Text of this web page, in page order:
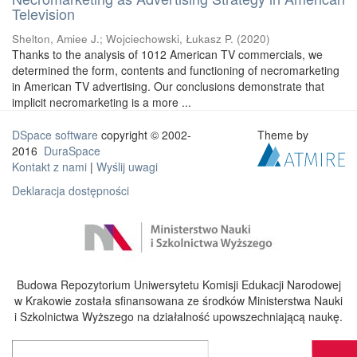
Television
Shelton, Amiee J.; Wojciechowski, Łukasz P. (2020)
Thanks to the analysis of 1012 American TV commercials, we
determined the form, contents and functioning of necromarketing
in American TV advertising. Our conclusions demonstrate that
implicit necromarketing is a more ...
DSpace software copyright © 2002-
2016 DuraSpace
Kontakt z nami | Wyślij uwagi
Deklaracja dostępności
Theme by
Budowa Repozytorium Uniwersytetu Komisji Edukacji Narodowej
w Krakowie została sfinansowana ze środków Ministerstwa Nauki
i Szkolnictwa Wyższego na działalność upowszechniającą naukę.